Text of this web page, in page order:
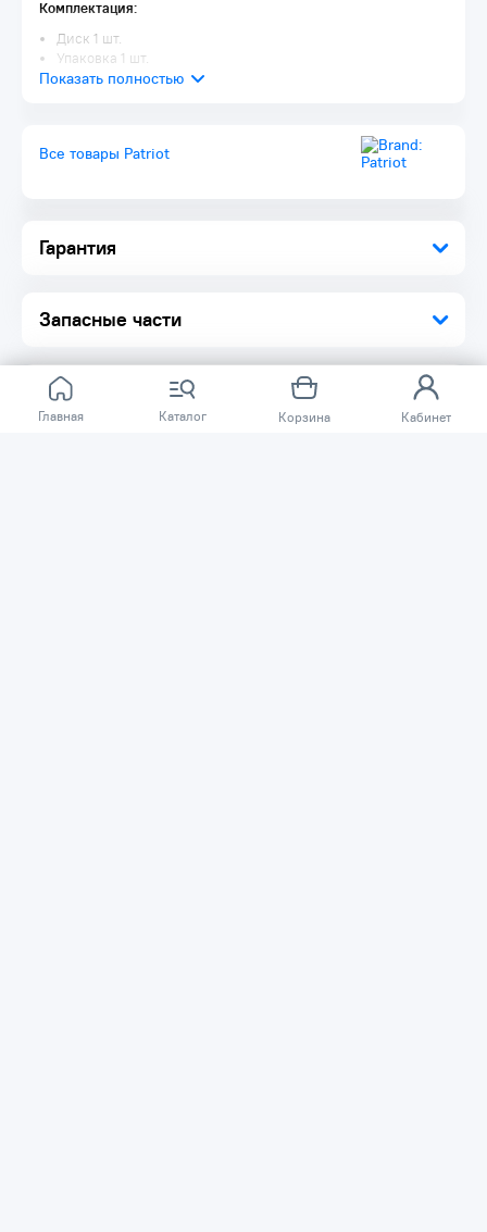
Главная Каталог Корзина Кабинет
Гарантия
Запасные части
Комплектация:
Диск 1 шт.
Упаковка 1 шт.
Все товары Patriot